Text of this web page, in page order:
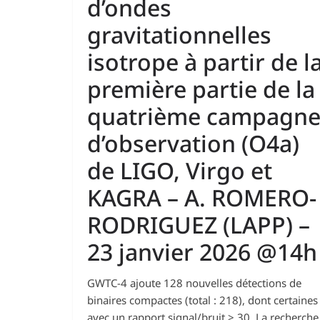
d’ondes
gravitationnelles
isotrope à partir de
première partie de la
quatrième campagne
d’observation (O4a)
de LIGO, Virgo et
KAGRA – A. ROMERO-
RODRIGUEZ (LAPP) –
23 janvier 2026 @14h
GWTC-4 ajoute 128 nouvelles détections de
binaires compactes (total : 218), dont certaines